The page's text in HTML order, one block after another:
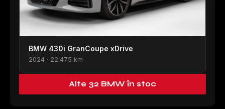
BMW 430i GranCoupe xDrive
2024 · 22.475 km
Alte 32 BMW în stoc